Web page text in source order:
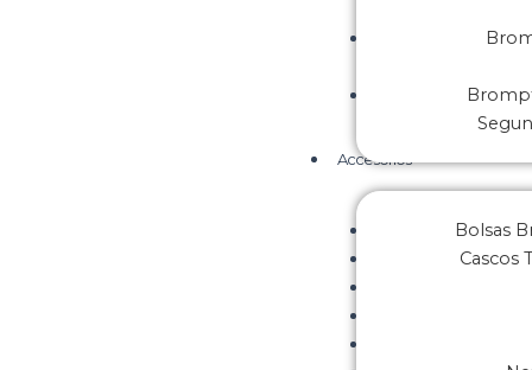
Accesorios
Bolsas
Cascos